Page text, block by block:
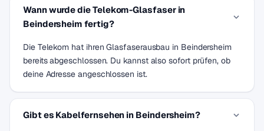
Wann wurde die Telekom-Glasfaser in
Beindersheim fertig?
Die Telekom hat ihren Glasfaserausbau in Beindersheim
bereits abgeschlossen. Du kannst also sofort prüfen, ob
deine Adresse angeschlossen ist.
Gibt es Kabelfernsehen in Beindersheim?